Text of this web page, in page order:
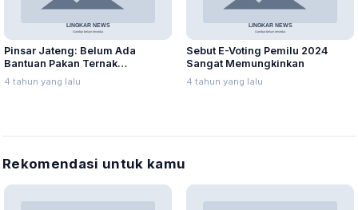
Pinsar Jateng: Belum Ada
Bantuan Pakan Ternak
Bersubsidi dari Pemerintah
4 tahun yang lalu
Sebut E-Voting Pemilu 2024
Sangat Memungkinkan
4 tahun yang lalu
Rekomendasi untuk kamu